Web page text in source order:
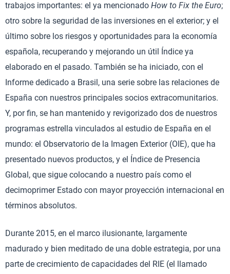
trabajos importantes: el ya mencionado How to Fix the Euro;
otro sobre la seguridad de las inversiones en el exterior; y el
último sobre los riesgos y oportunidades para la economía
española, recuperando y mejorando un útil Índice ya
elaborado en el pasado. También se ha iniciado, con el
Informe dedicado a Brasil, una serie sobre las relaciones de
España con nuestros principales socios extracomunitarios.
Y, por fin, se han mantenido y revigorizado dos de nuestros
programas estrella vinculados al estudio de España en el
mundo: el Observatorio de la Imagen Exterior (OIE), que ha
presentado nuevos productos, y el Índice de Presencia
Global, que sigue colocando a nuestro país como el
decimoprimer Estado con mayor proyección internacional en
términos absolutos.
Durante 2015, en el marco ilusionante, largamente
madurado y bien meditado de una doble estrategia, por una
parte de crecimiento de capacidades del RIE (el llamado